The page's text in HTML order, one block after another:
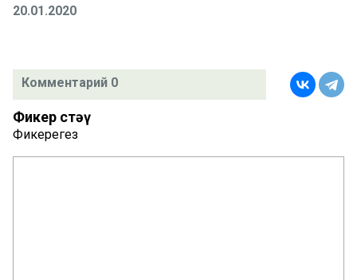
20.01.2020
Комментарий 0
Фикер өстәү
Фикерегез